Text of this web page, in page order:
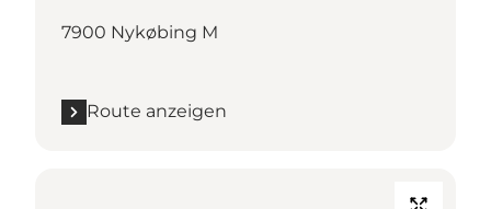
7900 Nykøbing M
Route anzeigen